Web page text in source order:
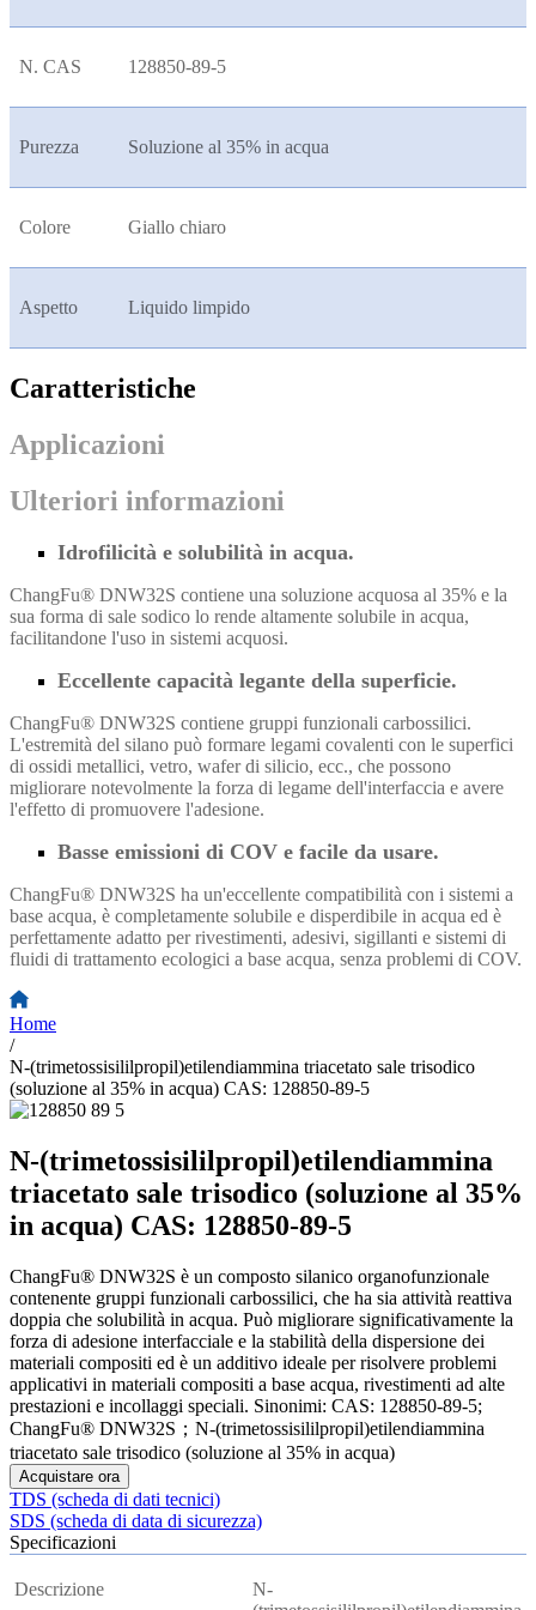
N. CAS 128850-89-5
Purezza Soluzione al 35% in acqua
Colore Giallo chiaro
Aspetto Liquido limpido
Caratteristiche
Applicazioni
Ulteriori informazioni
Idrofilicità e solubilità in acqua.
ChangFu® DNW32S contiene una soluzione acquosa al 35% e la
sua forma di sale sodico lo rende altamente solubile in acqua,
facilitandone l'uso in sistemi acquosi.
Eccellente capacità legante della superficie.
ChangFu® DNW32S contiene gruppi funzionali carbossilici.
L'estremità del silano può formare legami covalenti con le superfici
di ossidi metallici, vetro, wafer di silicio, ecc., che possono
migliorare notevolmente la forza di legame dell'interfaccia e avere
l'effetto di promuovere l'adesione.
Basse emissioni di COV e facile da usare.
ChangFu® DNW32S ha un'eccellente compatibilità con i sistemi a
base acqua, è completamente solubile e disperdibile in acqua ed è
perfettamente adatto per rivestimenti, adesivi, sigillanti e sistemi di
fluidi di trattamento ecologici a base acqua, senza problemi di COV.
Home
/
N-(trimetossisililpropil)etilendiammina triacetato sale trisodico
(soluzione al 35% in acqua) CAS: 128850-89-5
N-(trimetossisililpropil)etilendiammina
triacetato sale trisodico (soluzione al 35%
in acqua) CAS: 128850-89-5
ChangFu® DNW32S è un composto silanico organofunzionale
contenente gruppi funzionali carbossilici, che ha sia attività reattiva
doppia che solubilità in acqua. Può migliorare significativamente la
forza di adesione interfacciale e la stabilità della dispersione dei
materiali compositi ed è un additivo ideale per risolvere problemi
applicativi in ​​materiali compositi a base acqua, rivestimenti ad alte
prestazioni e incollaggi speciali. Sinonimi: CAS: 128850-89-5;
ChangFu® DNW32S；N-(trimetossisililpropil)etilendiammina
triacetato sale trisodico (soluzione al 35% in acqua)
Acquistare ora
TDS (scheda di dati tecnici)
SDS (scheda di data di sicurezza)
Specificazioni
Descrizione
N-